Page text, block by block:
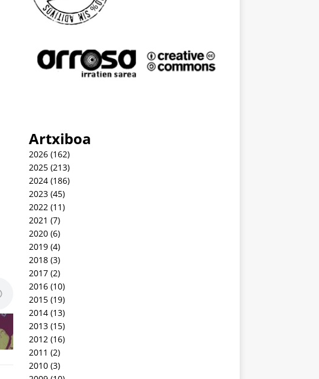
Artxiboa
2026(162)
2025(213)
2024(186)
2023(45)
2022 (11)
2021 (7)
2020(6)
2019(4)
2018(3)
2017(2)
2016(10)
2015(19)
2014(13)
2013(15)
2012 (16)
2011 (2)
2010(3)